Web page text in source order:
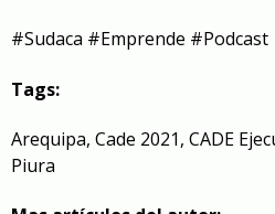
#Sudaca​​​​ #Emprende​​​​​​​​ #Podcast​​​​
Tags:
Arequipa, Cade 2021, CADE
Piura